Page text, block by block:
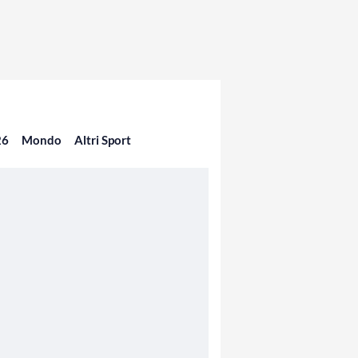
Mondo Altri Sport